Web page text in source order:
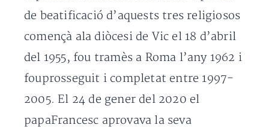
de beatificació d’aquests tres religiosos
començà ala diòcesi de Vic el 18 d’abril
del 1955, fou tramès a Roma l’any 1962 i
fouprosseguit i completat entre 1997-
2005. El 24 de gener del 2020 el
papaFrancesc aprovava la seva